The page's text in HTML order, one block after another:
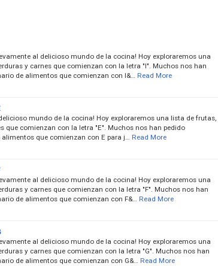
al delicioso mundo de la cocina! Hoy exploraremos una
y carnes que comienzan con la letra "I". Muchos nos han
de alimentos que comienzan con I&…
Read More
mundo de la cocina! Hoy exploraremos una lista de frutas,
que comienzan con la letra "E". Muchos nos han pedido
que comienzan con E para j…
Read More
al delicioso mundo de la cocina! Hoy exploraremos una
y carnes que comienzan con la letra "F". Muchos nos han
de alimentos que comienzan con F&…
Read More
al delicioso mundo de la cocina! Hoy exploraremos una
y carnes que comienzan con la letra "G". Muchos nos han
de alimentos que comienzan con G&…
Read More